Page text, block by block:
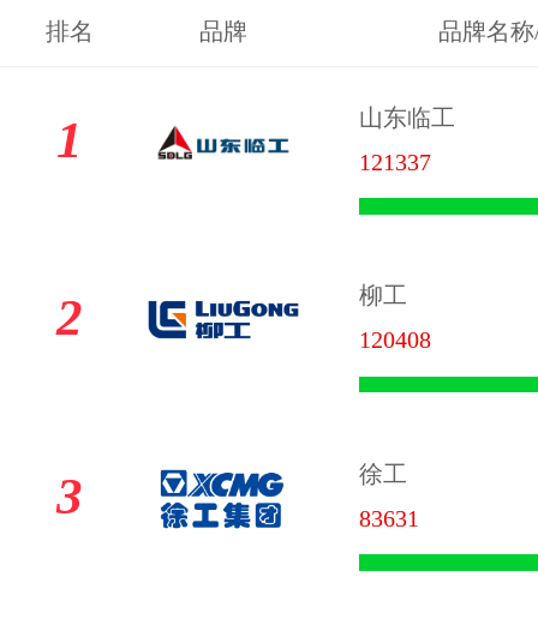
排名 品牌 品牌名
1
山东临工
121337
2
柳工
120408
3
徐工
83631